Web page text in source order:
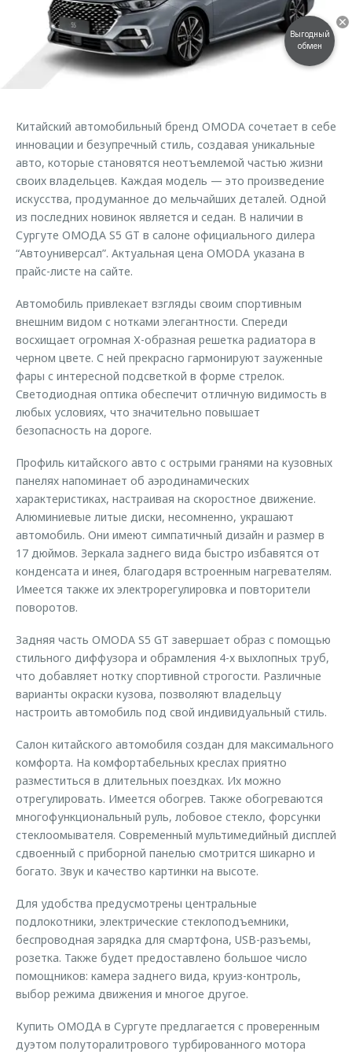
Страхование
Кредитный калькулятор
Аксессуары
Оригинальные аксессуары
Запчасти
Трейд-ин
Калькулятор трейд-ин
Клиентская поддержка
O&J Автоклуб
Клуб владельцев OMODA
Аксессуары
Одежда и сувениры
Оригинальные аксессуары
Запчасти
Обратная связь
Китайский автомобильный бренд OMODA сочетает в себе
инновации и безупречный стиль, создавая уникальные
авто, которые становятся неотъемлемой частью жизни
своих владельцев. Каждая модель — это произведение
искусства, продуманное до мельчайших деталей. Одной
из последних новинок является и седан. В наличии в
Сургуте ОМОДА S5 GT в салоне официального дилера
“Автоуниверсал”. Актуальная цена OMODA указана в
прайс-листе на сайте.
Автомобиль привлекает взгляды своим спортивным
внешним видом с нотками элегантности. Спереди
восхищает огромная Х-образная решетка радиатора в
черном цвете. С ней прекрасно гармонируют зауженные
фары с интересной подсветкой в форме стрелок.
Светодиодная оптика обеспечит отличную видимость в
любых условиях, что значительно повышает
безопасность на дороге.
Профиль китайского авто с острыми гранями на кузовных
панелях напоминает об аэродинамических
характеристиках, настраивая на скоростное движение.
Алюминиевые литые диски, несомненно, украшают
автомобиль. Они имеют симпатичный дизайн и размер в
17 дюймов. Зеркала заднего вида быстро избавятся от
конденсата и инея, благодаря встроенным нагревателям.
Имеется также их электрорегулировка и повторители
поворотов.
Задняя часть OMODA S5 GT завершает образ с помощью
стильного диффузора и обрамления 4-х выхлопных труб,
что добавляет нотку спортивной строгости. Различные
варианты окраски кузова, позволяют владельцу
настроить автомобиль под свой индивидуальный стиль.
Салон китайского автомобиля создан для максимального
комфорта. На комфортабельных креслах приятно
разместиться в длительных поездках. Их можно
отрегулировать. Имеется обогрев. Также обогреваются
многофункциональный руль, лобовое стекло, форсунки
стеклоомывателя. Современный мультимедийный дисплей
сдвоенный с приборной панелью смотрится шикарно и
богато. Звук и качество картинки на высоте.
Для удобства предусмотрены центральные
подлокотники, электрические стеклоподъемники,
беспроводная зарядка для смартфона, USB-разъемы,
розетка. Также будет предоставлено большое число
помощников: камера заднего вида, круиз-контроль,
выбор режима движения и многое другое.
Купить ОМОДА в Сургуте предлагается с проверенным
дуэтом полуторалитрового турбированного мотора
Выгодный
обмен